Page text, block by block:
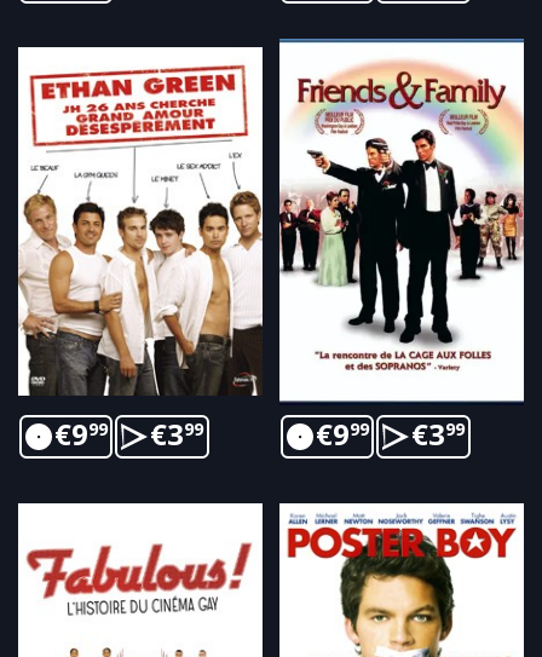
€999 €399 €999 €399